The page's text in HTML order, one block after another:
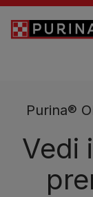
Skip to main content
Purina®
Vedi